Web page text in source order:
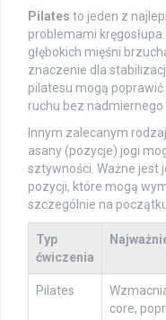
Pilates to jeden z
problemami
głębokich mięśni
znaczenie dla
pilatesu mogą
ruchu bez nadmiernego
Innym zalecanym
asany (pozycje) jogi
sztywności. Ważne jest
pozycji, które mogą
szczególnie na
Typ
ćwiczenia
Pilates
core,